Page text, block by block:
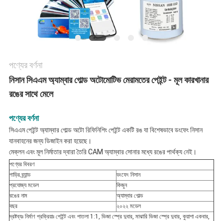
গোপনীয়তা
নীতি
পণ্যের বর্ণনা
নিসান সিএএম অ্যাম্বার গোল্ড অটোমোটিভ মেরামতের পেইন্ট - মূল কারখানার
রঙের সাথে মেলে
পণ্যের বর্ণনা
সিএএম পেইন্ট অ্যাম্বার গোল্ড অটো রিফিনিশিং পেইন্ট একটি রঙ যা বিশেষভাবে ডংফেং নিসান
যানবাহনের জন্য ডিজাইন করা হয়েছে।
মেক্লন এবং মূল নির্মাতার দ্বারা তৈরি CAM অ্যাম্বার সোনার মধ্যে রঙের পার্থক্য নেই।
পণ্যের বিবরণ
গাড়ির ব্র্যান্ড
ডংফেং নিসান
প্রযোজ্য মডেল
কিজুন
রঙের নাম
অ্যাম্বার গোল্ড
বছর
২০২২ মডেল
দ্রষ্টব্যঃ নির্মাণ প্রক্রিয়াঃ পেইন্ট এবং পাতলা 1:1, ভিজা স্প্রে দুবার, মাঝারি ভিজা স্প্রে দুবার, কুয়াশা একবার,